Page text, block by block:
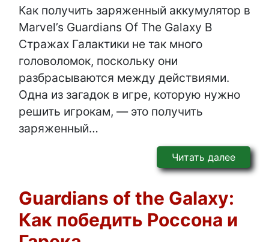
Как получить заряженный аккумулятор в
Marvel’s Guardians Of The Galaxy В
Стражах Галактики не так много
головоломок, поскольку они
разбрасываются между действиями.
Одна из загадок в игре, которую нужно
решить игрокам, — это получить
заряженный…
Читать далее
Guardians of the Galaxy:
Как победить Россона и